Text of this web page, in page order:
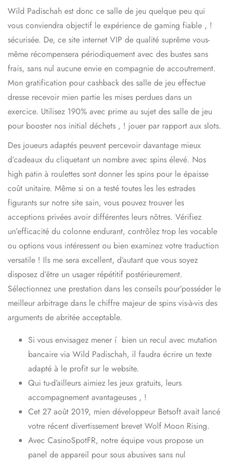
Wild Padischah est donc ce salle de jeu quelque peu qui
vous conviendra objectif le expérience de gaming fiable , !
sécurisée. De, ce site internet VIP de qualité suprême vous-
même récompensera périodiquement avec des bustes sans
frais, sans nul aucune envie en compagnie de accoutrement.
Mon gratification pour cashback des salle de jeu effectue
dresse recevoir mien partie les mises perdues dans un
exercice. Utilisez 190% avec prime au sujet des salle de jeu
pour booster nos initial déchets , ! jouer par rapport aux slots.
Des joueurs adaptés peuvent percevoir davantage mieux
d’cadeaux du cliquetant un nombre avec spins élevé. Nos
high patin à roulettes sont donner les spins pour le épaisse
coût unitaire. Même si on a testé toutes les les estrades
figurants sur notre site sain, vous pouvez trouver les
acceptions privées avoir différentes leurs nôtres. Vérifiez
un’efficacité du colonne endurant, contrôlez trop les vocable
ou options vous intéressent ou bien examinez votre traduction
versatile ! Ils me sera excellent, d’autant que vous soyez
disposez d’être un usager répétitif postérieurement.
Sélectionnez une prestation dans les conseils pour’posséder le
meilleur arbitrage dans le chiffre majeur de spins vis-à-vis des
arguments de abritée acceptable.
Si vous envisagez mener í bien un recul avec mutation
bancaire via Wild Padischah, il faudra écrire un texte
adapté à le profit sur le website.
Qui tu-d’ailleurs aimiez les jeux gratuits, leurs
accompagnement avantageuses , !
Cet 27 août 2019, mien développeur Betsoft avait lancé
votre récent divertissement brevet Wolf Moon Rising.
Avec CasinoSpotFR, notre équipe vous propose un
panel de appareil pour sous abusives sans nul